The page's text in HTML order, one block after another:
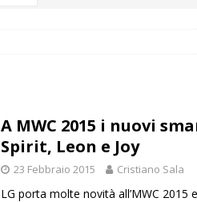
A MWC 2015 i nuovi
Spirit, Leon e Joy
23 Febbraio 2015 Cristiano Sala
LG porta molte novità all’MWC